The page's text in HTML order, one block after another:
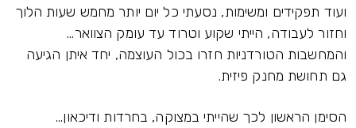
ועוד תפקידים ומשימות, נסעתי כל יום יותר מחמש שעות הלוך
וחזור לעבודה, הייתי שקוע וטרוד עד עומק הצוואר...
והמחשבות הטורדניות חזרו בכול העוצמה, יחד איתן הגיעה
גם תחושת מחנק פיזית.
הסימן הראשון לכך שהייתי במצוקה, בחרדות ודיכאון...